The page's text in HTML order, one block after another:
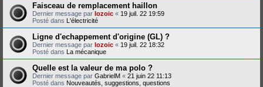
Faisceau de remplacement haillon
Dernier message par lozoic « 19 juil. 22 19:59
Posté dans L'électricité
Ligne d'echappement d'origine (GL) ?
Dernier message par lozoic « 19 juil. 22 18:32
Posté dans La mécanique
Quelle est la valeur de ma polo ?
Dernier message par GabrielM « 21 juin 22 11:13
Posté dans Nouveautés, suggestions, questions